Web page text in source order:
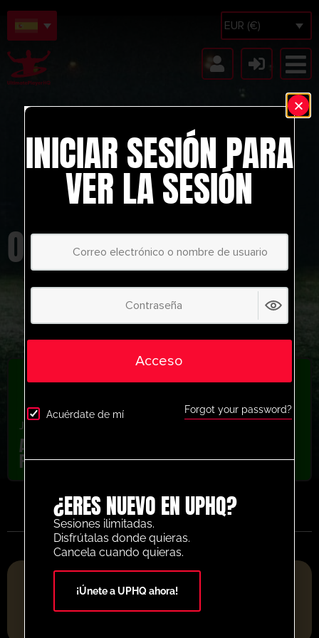
EUR (€)
ORLANDO
Jóvenes/Profesionales
Actividad del triángulo de regate de los
Piratas de Orlando
PLATAFORMA DE RECURSOS DE FÚTBOL DEL AÑO 2025
INICIAR SESIÓN PARA
VER LA SESIÓN
Acceso
Acuérdate de mí Forgot your password?
¿ERES NUEVO EN UPHQ?
Sesiones ilimitadas.
Disfrútalas donde quieras.
Cancela cuando quieras.
¡Únete a UPHQ ahora!